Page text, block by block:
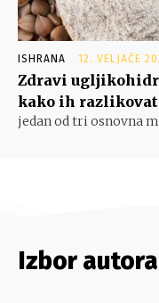
ISHRANA 12. VELJAČE
Zdravi
kako ih
jedan od tri osnovna
Izbor autora